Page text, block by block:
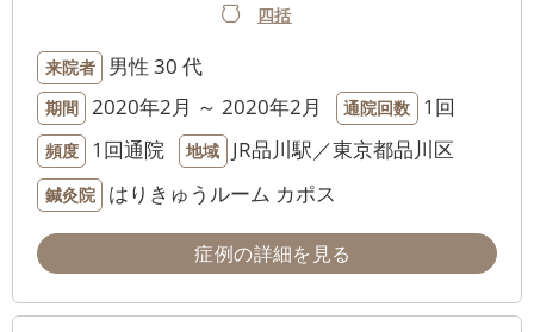
四括
来院者 男性 30 代
期間 2020年2月 ～ 2020年2月 通院回数 1回
頻度 1回通院 地域 JR品川駅／東京都品川区
鍼灸院 はりきゅうルーム カポス
症例の詳細を見る